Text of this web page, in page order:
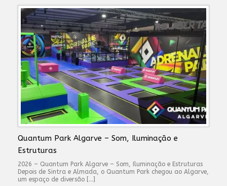
Quantum Park Algarve – Som, Iluminação e
Estruturas
2026 – Quantum Park Algarve – Som, Iluminação e Estruturas
Depois de Sintra e Almada, o Quantum Park chegou ao Algarve,
um espaço de diversão […]